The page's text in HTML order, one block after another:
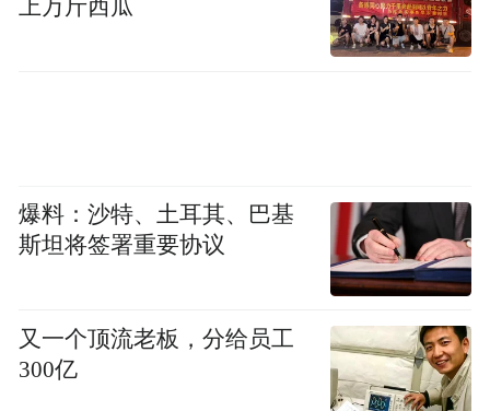
竞争力、建设百亿级园区提供了重要支撑。
精特新项目，培育更多“小而精”企业，为推
动街道产业转型升级、经济高质量发展积蓄
原标题：总投资5亿元，溧水又一重大项目开
上万斤西瓜
爆料：沙特、土耳其、巴基
斯坦将签署重要协议
又一个顶流老板，分给员工
300亿